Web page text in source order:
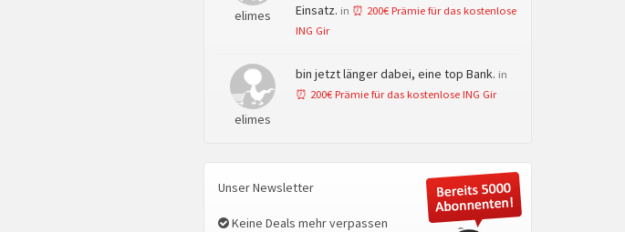
elimes
Einsatz. in ⏰ 200€ Prämie für das kostenlose
ING Gir
elimes
bin jetzt länger dabei, eine top Bank. in
⏰ 200€ Prämie für das kostenlose ING Gir
Unser Newsletter
Keine Deals mehr verpassen